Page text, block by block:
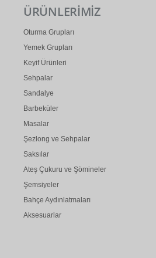
ÜRÜNLERİMİZ
Oturma Grupları
Yemek Grupları
Keyif Ürünleri
Sehpalar
Sandalye
Barbeküler
Masalar
Şezlong ve Sehpalar
Saksılar
Ateş Çukuru ve Şömineler
Şemsiyeler
Bahçe Aydınlatmaları
Aksesuarlar